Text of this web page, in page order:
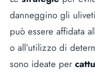
danneggino gli
può essere affidata
o all’utilizzo di
sono ideate per